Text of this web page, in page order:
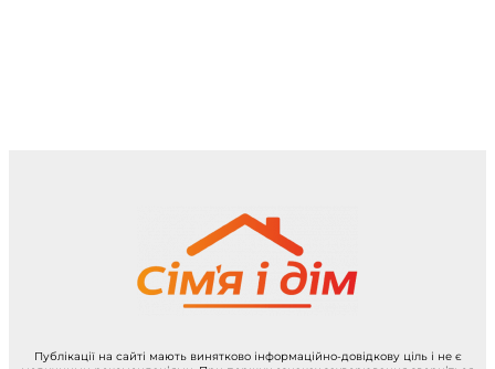
Публікації на сайті мають винятково інформаційно-довідкову ціль і не є